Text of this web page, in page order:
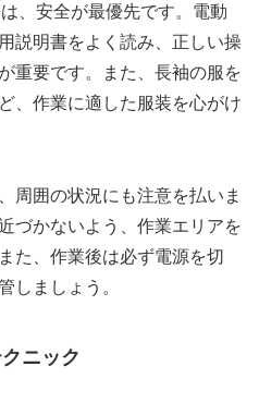
、安全が最優先です。電動
説明書をよく読み、正しい操
重要です。また、長袖の服を
、作業に適した服装を心がけ
周囲の状況にも注意を払いま
づかないよう、作業エリアを
た、作業後は必ず電源を切
しましょう。
ニック